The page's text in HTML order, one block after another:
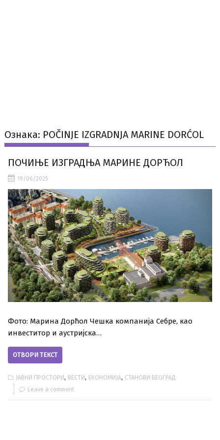
Ознака: POČINJE IZGRADNJA MARINE DORĆOL
ПОЧИЊЕ ИЗГРАДЊА МАРИНЕ ДОРЋОЛ
19/06/2025
Фото: Марина Дорћол Чешка компанија Себре, као
инвеститор и аустријска…
ОТВОРИ ТЕКСТ
ЈАВНИ ПРОСТОРИ, ВЕСТИ, ЕКОНОМИЈА, СТАНОВИ БЕОГРАД
Leave a comment